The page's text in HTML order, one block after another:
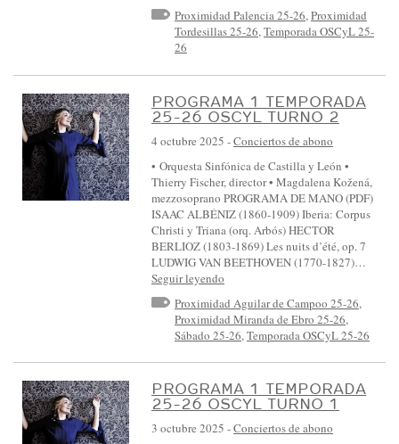
Proximidad Palencia 25-26,Proximidad
Tordesillas 25-26,Temporada OSCyL 25-
26
PROGRAMA 1 TEMPORADA
25-26 OSCYL TURNO 2
4 octubre 2025 -Conciertos de abono
• Orquesta Sinfónica de Castilla y León •
Thierry Fischer, director • Magdalena Kožená,
mezzosoprano PROGRAMA DE MANO (PDF)
ISAAC ALBÉNIZ (1860-1909) Iberia: Corpus
Christi y Triana (orq. Arbós) HECTOR
BERLIOZ (1803-1869) Les nuits d’été, op. 7
LUDWIG VAN BEETHOVEN (1770-1827)…
Seguir leyendo
Proximidad Aguilar de Campoo 25-26,
Proximidad Miranda de Ebro 25-26,
Sábado 25-26,Temporada OSCyL 25-26
PROGRAMA 1 TEMPORADA
25-26 OSCYL TURNO 1
3 octubre 2025 -Conciertos de abono